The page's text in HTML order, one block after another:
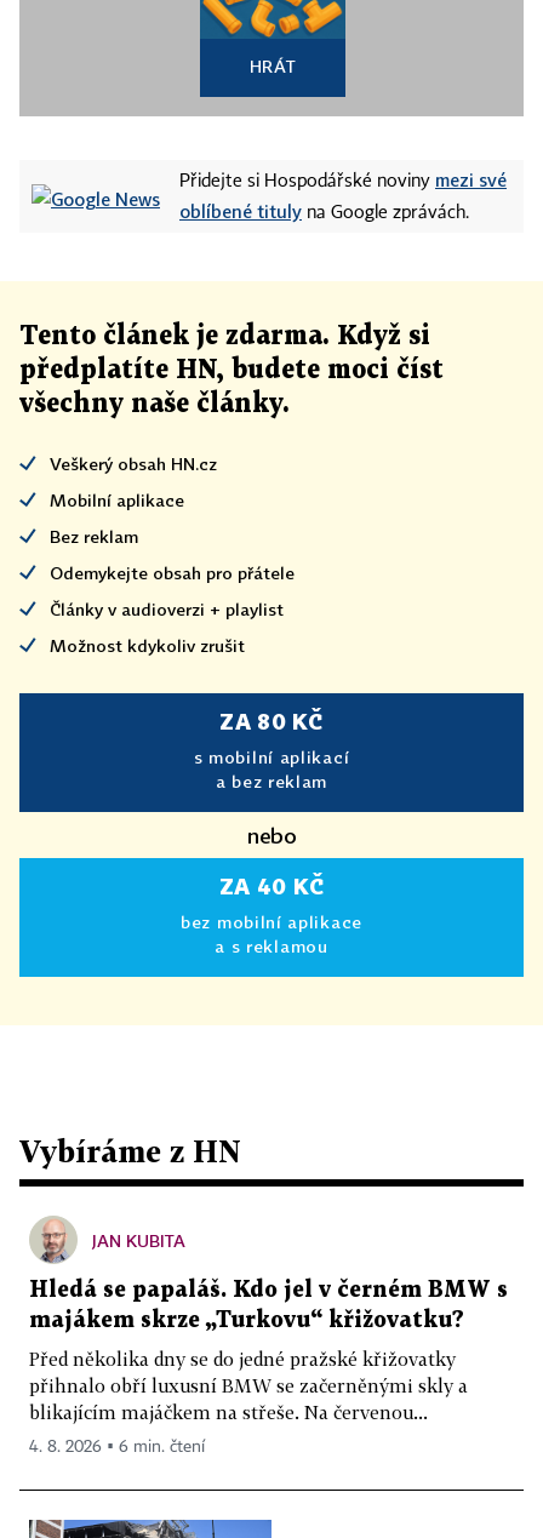
HRÁT
Přidejte si Hospodářské noviny mezi své
oblíbené tituly na Google zprávách.
Tento článek je zdarma. Když si
předplatíte HN, budete moci číst
všechny naše články.
Veškerý obsah HN.cz
Mobilní aplikace
Bez reklam
Odemykejte obsah pro přátele
Články v audioverzi + playlist
Možnost kdykoliv zrušit
ZA 80 KČ
s mobilní aplikací
a bez reklam
nebo
ZA 40 KČ
bez mobilní aplikace
a s reklamou
Vybíráme z HN
JAN KUBITA
Hledá se papaláš. Kdo jel v černém BMW s
majákem skrze „Turkovu“ křižovatku?
Před několika dny se do jedné pražské křižovatky
přihnalo obří luxusní BMW se začerněnými skly a
blikajícím majáčkem na střeše. Na červenou...
4. 8. 2026 ▪ 6 min. čtení